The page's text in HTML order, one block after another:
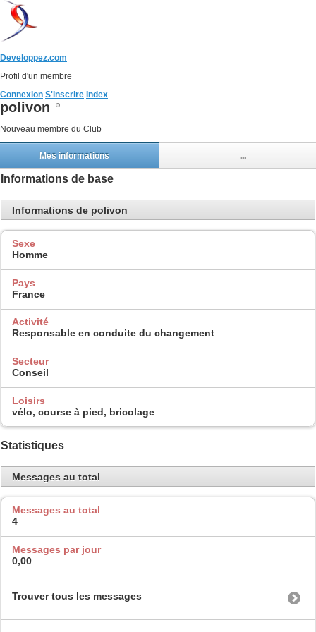
Developpez.com
Profil d'un membre
Connexion S'inscrire Index
polivon
Nouveau membre du Club
Mes informations ...
Informations de base
Informations de polivon
Sexe
Homme
Pays
France
Activité
Responsable en conduite du changement
Secteur
Conseil
Loisirs
vélo, course à pied, bricolage
Statistiques
Messages au total
Messages au total
4
Messages par jour
0,00
Trouver tous les messages